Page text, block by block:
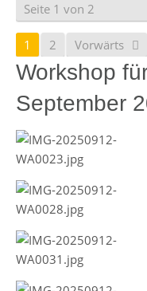
Seite 1 von 2
1 2 Vorwärts
Workshop
September